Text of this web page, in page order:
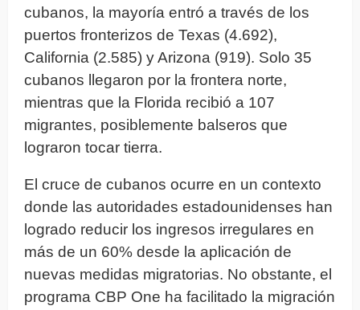
cubanos, la mayoría entró a través de los
puertos fronterizos de Texas (4.692),
California (2.585) y Arizona (919). Solo 35
cubanos llegaron por la frontera norte,
mientras que la Florida recibió a 107
migrantes, posiblemente balseros que
lograron tocar tierra.
El cruce de cubanos ocurre en un contexto
donde las autoridades estadounidenses han
logrado reducir los ingresos irregulares en
más de un 60% desde la aplicación de
nuevas medidas migratorias. No obstante, el
programa CBP One ha facilitado la migración